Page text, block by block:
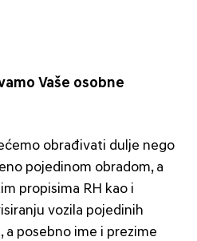
Vaše osobne
obrađivati dulje nego
pojedinom obradom, a
propisima RH kao i
vozila pojedinih
posebno ime i prezime